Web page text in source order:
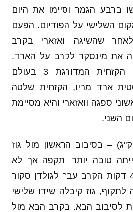
ברבע הגמר וסיימו את היום
השלישי על הפודיום. הפעם
שהשיגה וואזארי בקרב
את מינסקר לקרב על הארד.
בגמר מול גלבדרה הקזחית המדורגת 3 בעולם
ומדליסטית ארד מריו, הקזחית שלטה
ספגה וואזארי והיא מסיימת
השני.
ק"ג) – בסיבוב הראשון מול גוז
טובה יותר ותקפה אך לא
השיגה ניקוד. בתום 4 דקות הקרב עבר לגולדן סקור
גוז קיבלה שידו שלישי
לסיבוב הבא. בקרב הבא מול